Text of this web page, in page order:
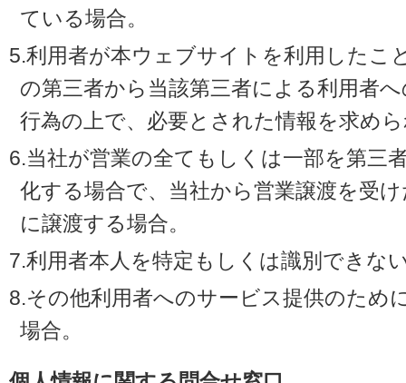
ている場合。
5.利用者が本ウェブサイトを利用したこ
の第三者から当該第三者による利用者
行為の上で、必要とされた情報を求め
6.当社が営業の全てもしくは一部を第三
化する場合で、当社から営業譲渡を受
に譲渡する場合。
7.利用者本人を特定もしくは識別できな
8.その他利用者へのサービス提供のため
場合。